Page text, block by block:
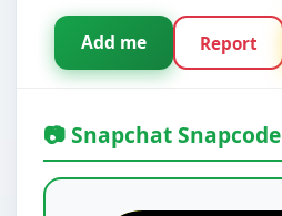
Add me Report
📷 Snapchat Snapcode